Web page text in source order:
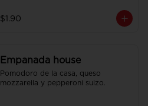
$1.90
Empanada house
Pomodoro de la casa, queso
mozzarella y pepperoni suizo.